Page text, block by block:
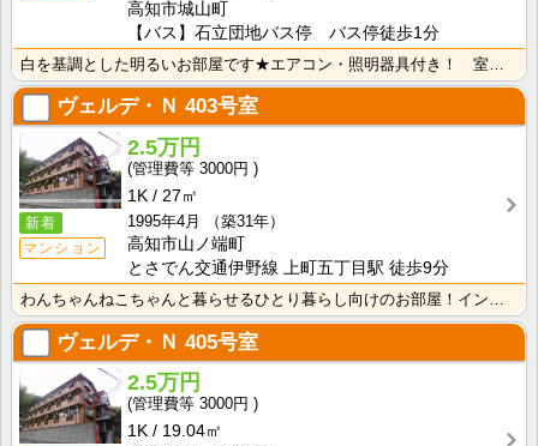
高知市城山町
【バス】石立団地バス停 バス停徒歩1分
ヴェルデ・Ｎ 403号室
新着
マンション
2.5万円
3000円
1K
27㎡
1995年4月
（築31年）
高知市山ノ端町
とさでん交通伊野線 上町五丁目駅 徒歩9分
ヴェルデ・Ｎ 405号室
2.5万円
3000円
1K
19.04㎡